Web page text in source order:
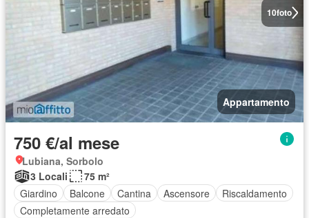
10foto
Appartamento
750 €/al mese
Lubiana, Sorbolo
3 Locali
75 m²
Giardino
Balcone Cantina Ascensore
Riscaldamento
Completamente arredato